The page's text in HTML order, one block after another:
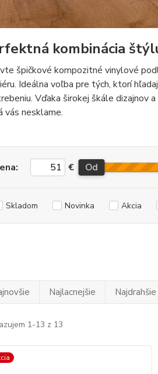
kombinácia
špičkové kompozitné vinylové
Ideálna voľba pre tých, ktorí
Vďaka širokej škále dizajnov
vás nesklame.
€ Od
Skladom Novinka Akcia
Najlacnejšie Najdrahšie
1-13 z 13